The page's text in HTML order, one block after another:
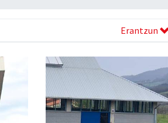
Erantzun